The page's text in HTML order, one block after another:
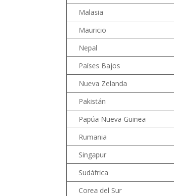
Malasia
Mauricio
Nepal
Países Bajos
Nueva Zelanda
Pakistán
Papúa Nueva Guinea
Rumania
Singapur
Sudáfrica
Corea del Sur